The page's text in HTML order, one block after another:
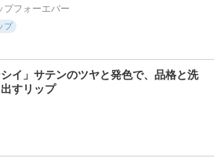
プフォーエバー
プ
シイ」サテンのツヤと発色で、品格と洗
すリップ